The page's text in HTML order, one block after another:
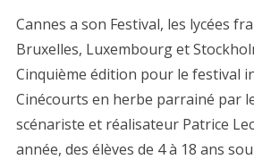
Cannes a son Festival, les lycées
Bruxelles, Luxembourg et
Cinquième édition pour le festival
Cinécourts en herbe parrainé par
scénariste et réalisateur Patrice
année, des élèves de 4 à 18 ans